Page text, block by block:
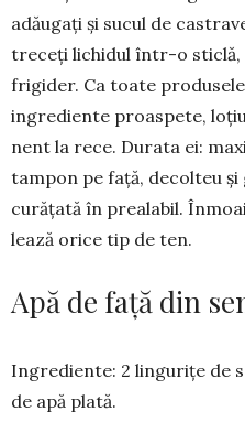
adăugați și sucul de
treceți lichi­dul într-o
fri­gider. Ca toate
ingrediente proas­­pete,
nent la rece. Du­rata ei:
tampon pe față, decolteu
curățată în prealabil.
lează orice tip de ten.
Apă de față din
Ingrediente: 2 lingurițe de
de apă plată.